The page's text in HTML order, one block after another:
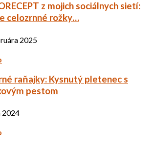
z mojich sociálnych sietí:
celozrnné rožky…
2025
raňajky: Kysnutý pletenec s
pestom
2024